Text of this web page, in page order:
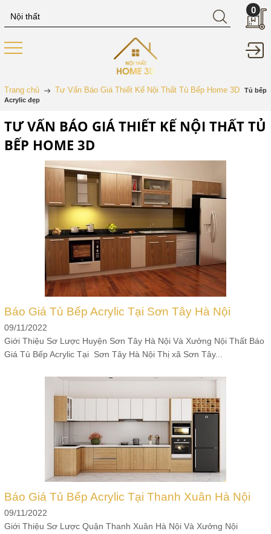
0
Trang chủ Tư Vấn Báo Giá Thiết Kế Nội Thất Tủ Bếp Home 3D
Tủ bếp
Acrylic đẹp
TƯ VẤN BÁO GIÁ THIẾT KẾ NỘI THẤT TỦ
BẾP HOME 3D
Báo Giá Tủ Bếp Acrylic Tại Sơn Tây Hà Nội
09/11/2022
Giới Thiệu Sơ Lược Huyện Sơn Tây Hà Nội Và Xưởng Nội Thất Báo
Giá Tủ Bếp Acrylic Tại Sơn Tây Hà Nội Thị xã Sơn Tây...
Báo Giá Tủ Bếp Acrylic Tại Thanh Xuân Hà Nội
09/11/2022
Giới Thiệu Sơ Lược Quận Thanh Xuân Hà Nội Và Xưởng Nội